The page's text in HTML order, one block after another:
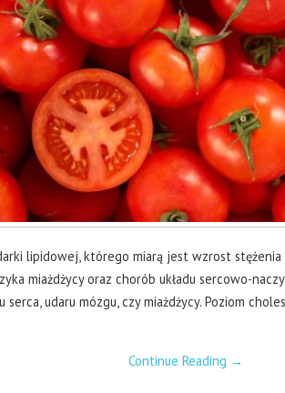
lipidowej, którego miarą jest wzrost
miażdżycy oraz chorób układu sercowo-
serca, udaru mózgu, czy miażdżycy. Poziom
Continue Reading →